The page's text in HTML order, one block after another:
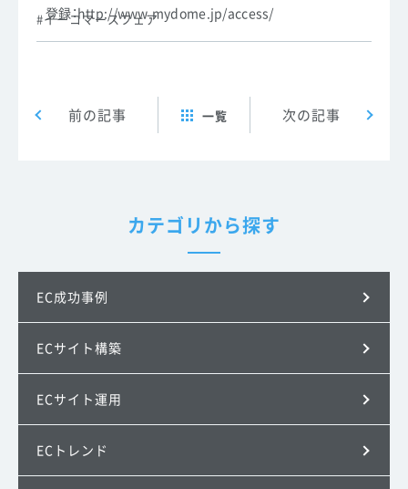
登録：http://www.mydome.jp/access/
イーコマースフェア
前の記事 一覧 次の記事
カテゴリから探す
EC成功事例
ECサイト構築
ECサイト運用
ECトレンド